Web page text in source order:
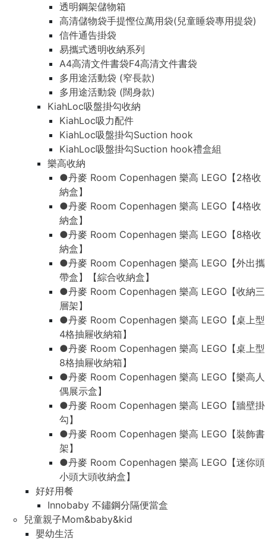
透明鋼架儲物箱
高清儲物袋手提慳位萬用袋(兒童睡袋專用提袋)
信件通告掛袋
易攜式透明收納系列
A4高清文件書袋F4高清文件書袋
多用途活動袋 (窄長款)
多用途活動袋 (闊身款)
KiahLoc吸盤掛勾收納
KiahLoc吸力配件
KiahLoc吸盤掛勾Suction hook
KiahLoc吸盤掛勾Suction hook禮盒組
樂高收納
●丹麥 Room Copenhagen 樂高 LEGO【2格收
納盒】
●丹麥 Room Copenhagen 樂高 LEGO【4格收
納盒】
●丹麥 Room Copenhagen 樂高 LEGO【8格收
納盒】
●丹麥 Room Copenhagen 樂高 LEGO【外出攜
帶盒】【綜合收納盒】
●丹麥 Room Copenhagen 樂高 LEGO【收納三
層架】
●丹麥 Room Copenhagen 樂高 LEGO【桌上型
4格抽屜收納箱】
●丹麥 Room Copenhagen 樂高 LEGO【桌上型
8格抽屜收納箱】
●丹麥 Room Copenhagen 樂高 LEGO【樂高人
偶展示盒】
●丹麥 Room Copenhagen 樂高 LEGO【牆壁掛
勾】
●丹麥 Room Copenhagen 樂高 LEGO【裝飾書
架】
●丹麥 Room Copenhagen 樂高 LEGO【迷你頭
小頭大頭收納盒】
好好用餐
Innobaby 不鏽鋼分隔便當盒
兒童親子Mom&baby&kid
嬰幼生活